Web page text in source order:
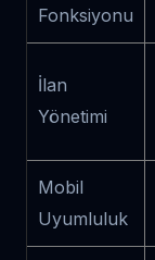
Fonksiyonu
İlan
Yönetimi
Mobil
Uyumluluk